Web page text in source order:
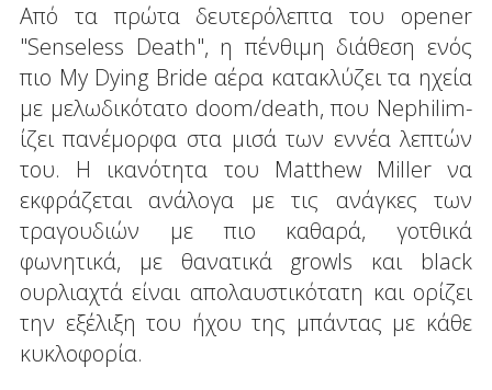
Από τα πρώτα δευτερόλεπτα του opener
"Senseless Death", η πένθιμη διάθεση ενός
πιο My Dying Bride αέρα κατακλύζει τα ηχεία
με μελωδικότατο doom/death, που Nephilim-
ίζει πανέμορφα στα μισά των εννέα λεπτών
του. Η ικανότητα του Matthew Miller να
εκφράζεται ανάλογα με τις ανάγκες των
τραγουδιών με πιο καθαρά, γοτθικά
φωνητικά, με θανατικά growls και black
ουρλιαχτά είναι απολαυστικότατη και ορίζει
την εξέλιξη του ήχου της μπάντας με κάθε
κυκλοφορία.